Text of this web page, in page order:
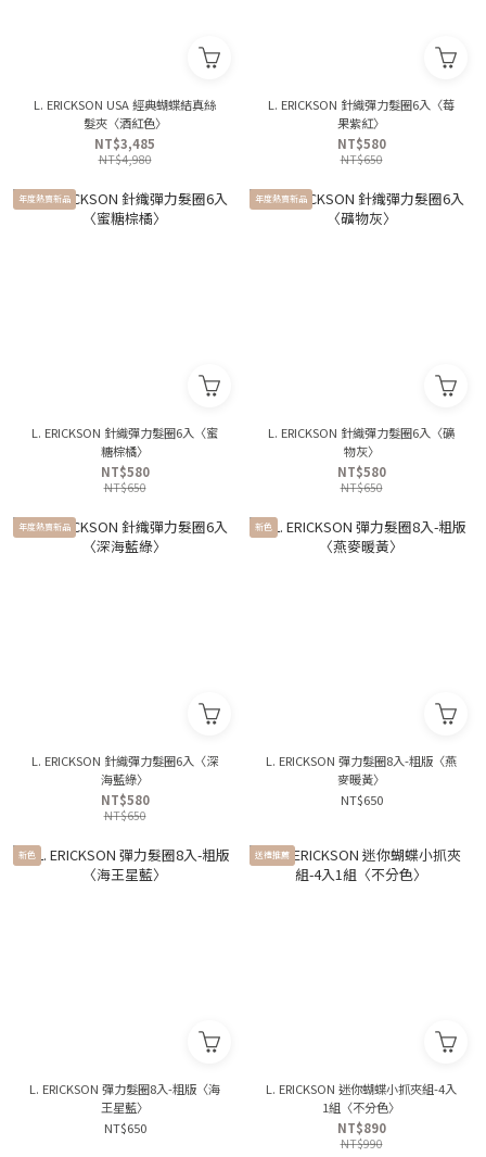
L. ERICKSON USA 經典蝴蝶結真絲
髮夾〈酒紅色〉
NT$3,485
NT$4,980
L. ERICKSON 針織彈力髮圈6入〈莓
果紫紅〉
NT$580
NT$650
年度熱賣新品
L. ERICKSON 針織彈力髮圈6入〈蜜
糖棕橘〉
NT$580
NT$650
年度熱賣新品
L. ERICKSON 針織彈力髮圈6入〈礦
物灰〉
NT$580
NT$650
年度熱賣新品
L. ERICKSON 針織彈力髮圈6入〈深
海藍綠〉
NT$580
NT$650
新色
L. ERICKSON 彈力髮圈8入-粗版〈燕
麥暖黃〉
NT$650
新色
L. ERICKSON 彈力髮圈8入-粗版〈海
王星藍〉
NT$650
送禮推薦
L. ERICKSON 迷你蝴蝶小抓夾組-4入
1組〈不分色〉
NT$890
NT$990